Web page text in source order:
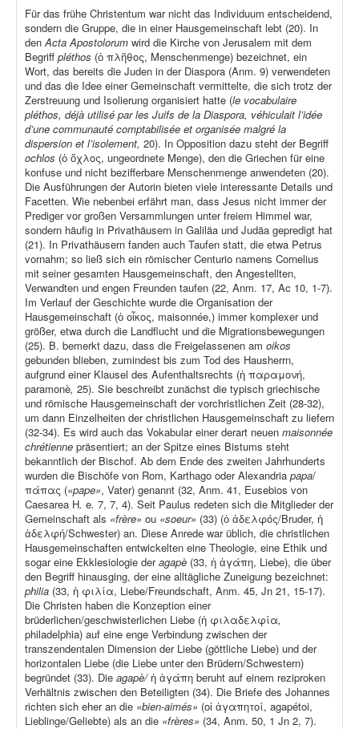
Für das frühe Christentum war nicht das Individuum entscheidend,
sondern die Gruppe, die in einer Hausgemeinschaft lebt (20). In
den Acta Apostolorum wird die Kirche von Jerusalem mit dem
Begriff pléthos (ὁ πλῆθος, Menschenmenge) bezeichnet, ein
Wort, das bereits die Juden in der Diaspora (Anm. 9) verwendeten
und das die Idee einer Gemeinschaft vermittelte, die sich trotz der
Zerstreuung und Isolierung organisiert hatte (le vocabulaire
pléthos, déjà utilisé par les Juifs de la Diaspora, véhiculait l’idée
d’une communauté comptabilisée et organisée malgré la
dispersion et l’isolement, 20). In Opposition dazu steht der Begriff
ochlos (ὁ ὄχλος, ungeordnete Menge), den die Griechen für eine
konfuse und nicht bezifferbare Menschenmenge anwendeten (20).
Die Ausführungen der Autorin bieten viele interessante Details und
Facetten. Wie nebenbei erfährt man, dass Jesus nicht immer der
Prediger vor großen Versammlungen unter freiem Himmel war,
sondern häufig in Privathäusern in Galiläa und Judäa gepredigt hat
(21). In Privathäusern fanden auch Taufen statt, die etwa Petrus
vornahm; so ließ sich ein römischer Centurio namens Cornelius
mit seiner gesamten Hausgemeinschaft, den Angestellten,
Verwandten und engen Freunden taufen (22, Anm. 17, Ac 10, 1-7).
Im Verlauf der Geschichte wurde die Organisation der
Hausgemeinschaft (ὁ οἶκος, maisonnée,) immer komplexer und
größer, etwa durch die Landflucht und die Migrationsbewegungen
(25). B. bemerkt dazu, dass die Freigelassenen am oikos
gebunden blieben, zumindest bis zum Tod des Hausherrn,
aufgrund einer Klausel des Aufenthaltsrechts (ἡ παραμονή,
paramonè, 25). Sie beschreibt zunächst die typisch griechische
und römische Hausgemeinschaft der vorchristlichen Zeit (28-32),
um dann Einzelheiten der christlichen Hausgemeinschaft zu liefern
(32-34). Es wird auch das Vokabular einer derart neuen maisonnée
chrétienne präsentiert; an der Spitze eines Bistums steht
bekanntlich der Bischof. Ab dem Ende des zweiten Jahrhunderts
wurden die Bischöfe von Rom, Karthago oder Alexandria papa/
πάπας («pape», Vater) genannt (32, Anm. 41, Eusebios von
Caesarea H. e. 7, 7, 4). Seit Paulus redeten sich die Mitglieder der
Gemeinschaft als «frère» ou «soeur» (33) (ὁ ἀδελφός/Bruder, ἡ
ἀδελφή/Schwester) an. Diese Anrede war üblich, die christlichen
Hausgemeinschaften entwickelten eine Theologie, eine Ethik und
sogar eine Ekklesiologie deragapè (33, ἡ ἀγάπη, Liebe), die über
den Begriff hinausging, der eine alltägliche Zuneigung bezeichnet:
philia (33, ἡ φιλία, Liebe/Freundschaft, Anm. 45, Jn 21, 15-17).
Die Christen haben die Konzeption einer
brüderlichen/geschwisterlichen Liebe (ἡ φιλαδελφία,
philadelphia) auf eine enge Verbindung zwischen der
transzendentalen Dimension der Liebe (göttliche Liebe) und der
horizontalen Liebe (die Liebe unter den Brüdern/Schwestern)
begründet (33). Die agapè/ἡ ἀγάπη beruht auf einem reziproken
Verhältnis zwischen den Beteiligten (34). Die Briefe des Johannes
richten sich eher an die «bien-aimés» (οἱ ἀγαπητοί, agapétoi,
Lieblinge/Geliebte) als an die «frères» (34, Anm. 50, 1 Jn 2, 7).